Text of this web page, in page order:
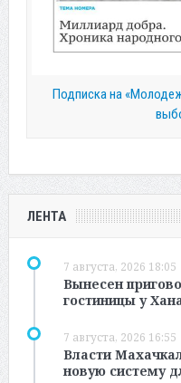
Подписка на
ЛЕНТА
7 августа, 2026 18:05
Вынесен
гостиницы у
7 августа, 2026 16:55
Власти
новую систему